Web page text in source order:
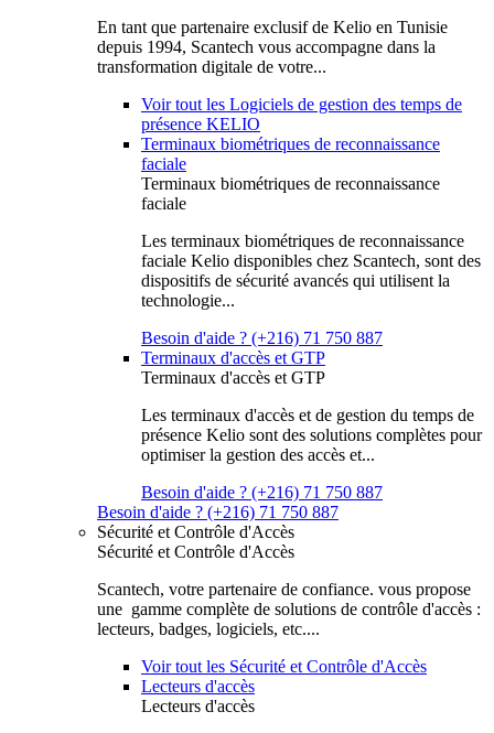
En tant que partenaire exclusif de Kelio en Tunisie
depuis 1994, Scantech vous accompagne dans la
transformation digitale de votre...
Voir tout les Logiciels de gestion des temps de
présence KELIO
Terminaux biométriques de reconnaissance
faciale
Terminaux biométriques de reconnaissance
faciale
Les terminaux biométriques de reconnaissance
faciale Kelio disponibles chez Scantech, sont des
dispositifs de sécurité avancés qui utilisent la
technologie...
Besoin d'aide ? (+216) 71 750 887
Terminaux d'accès et GTP
Terminaux d'accès et GTP
Les terminaux d'accès et de gestion du temps de
présence Kelio sont des solutions complètes pour
optimiser la gestion des accès et...
Besoin d'aide ? (+216) 71 750 887
Besoin d'aide ? (+216) 71 750 887
Sécurité et Contrôle d'Accès
Sécurité et Contrôle d'Accès
Scantech, votre partenaire de confiance. vous propose
une gamme complète de solutions de contrôle d'accès :
lecteurs, badges, logiciels, etc....
Voir tout les Sécurité et Contrôle d'Accès
Lecteurs d'accès
Lecteurs d'accès